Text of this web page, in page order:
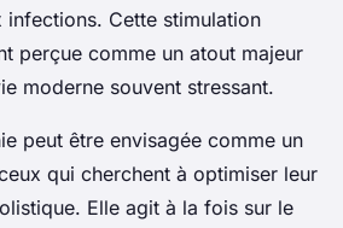
infections. Cette stimulation
perçue comme un atout majeur
moderne souvent stressant.
peut être envisagée comme un
qui cherchent à optimiser leur
Elle agit à la fois sur le